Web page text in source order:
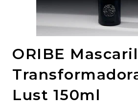
ORIBE
Lust 150ml